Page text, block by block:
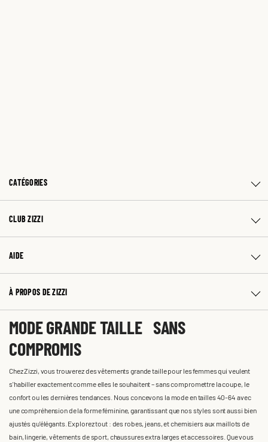
CATÉGORIES
CLUB ZIZZI
AIDE
À PROPOS DE ZIZZI
MODE GRANDE TAILLE SANS
COMPROMIS
Chez Zizzi, vous trouverez des vêtements grande taille pour les femmes qui veulent
s'habiller exactement comme elles le souhaitent – sans compromettre la coupe, le
confort ou les dernières tendances. Nous concevons la mode en tailles 40-64 avec
une compréhension de la forme féminine, garantissant que nos styles sont aussi bien
ajustés qu'élégants. Explorez tout : des robes, jeans, et chemisiers aux maillots de
bain, lingerie, vêtements de sport, chaussures extra larges et accessoires. Que vous